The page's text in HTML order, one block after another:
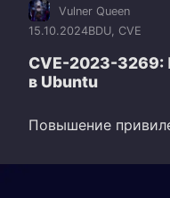
Vulner Queen
15.10.2024BDU CVE
CVE-2023-3269:
в Ubuntu
Повышение